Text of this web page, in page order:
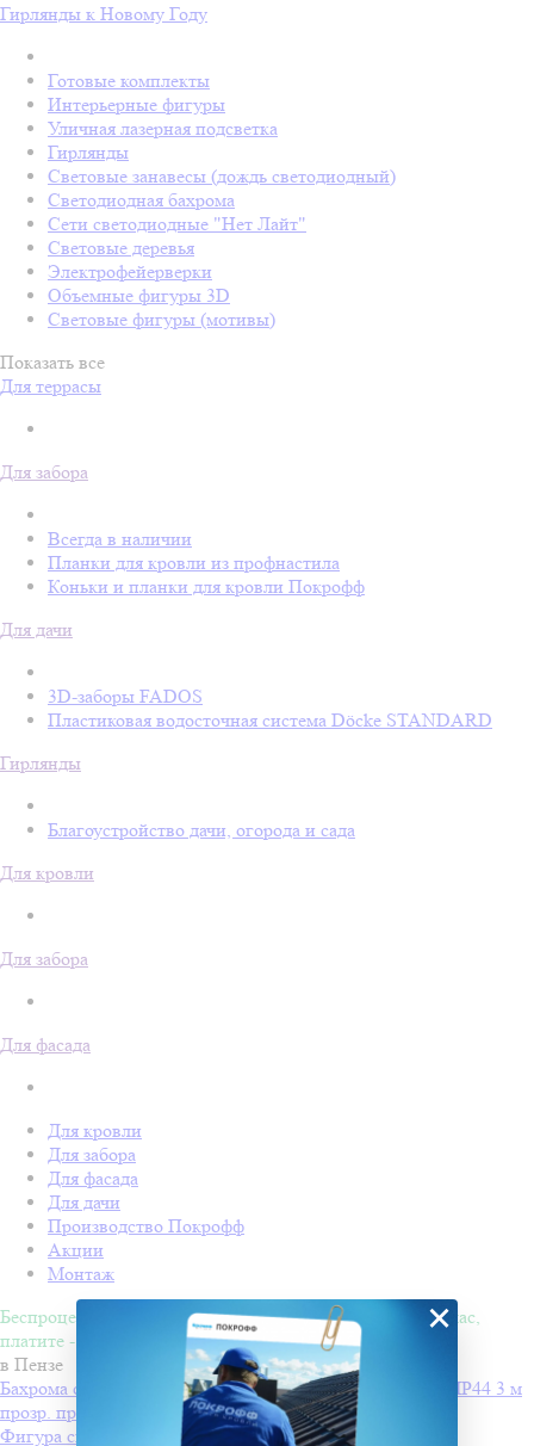
Гирлянды к Новому Году
Готовые комплекты
Интерьерные фигуры
Уличная лазерная подсветка
Гирлянды
Световые занавесы (дождь светодиодный)
Светодиодная бахрома
Сети светодиодные "Нет Лайт"
Световые деревья
Электрофейерверки
Объемные фигуры 3D
Световые фигуры (мотивы)
Показать все
Для террасы
Для забора
Всегда в наличии
Планки для кровли из профнастила
Коньки и планки для кровли Покрофф
Для дачи
3D-заборы FADOS
Пластиковая водосточная система Döcke STANDARD
Гирлянды
Благоустройство дачи, огорода и сада
Для кровли
Для забора
Для фасада
Для кровли
Для забора
Для фасада
Для дачи
Производство Покрофф
Акции
Монтаж
Беспроцентная рассрочка на 4 месяца. Покупайте - сейчас,
платите - потом!
в Пензе
Бахрома светодиодн INFINILITE Одесская с мерц. эфф IP44 3 м
прозр. пров., соед., бел. хол от 1270 ₽
Фигура световая "Олени везут Санта Клауса на санях"
×